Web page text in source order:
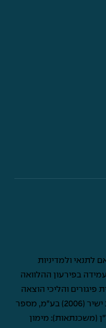
לתנאי ולמדיניות
בפירעון ההלוואה
פיגורים והליכי הוצאה
לפועל. הגורם המממן: מימון ישיר מקבוצת ישיר (2006) בע"מ, מספר
נדל"ן (משכנתאות): מימון